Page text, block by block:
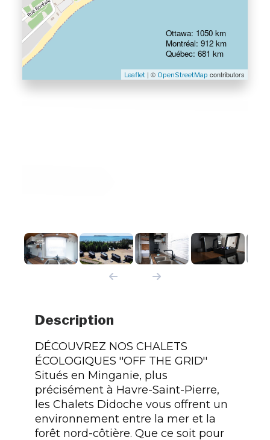
Leaflet| © OpenStreetMap contributors
Ottawa: 1050 km
Montréal: 912 km
Québec: 681 km
Description
DÉCOUVREZ NOS CHALETS
ÉCOLOGIQUES ''OFF THE GRID''
Situés en Minganie, plus
précisément à Havre-Saint-Pierre,
les Chalets Didoche vous offrent un
environnement entre la mer et la
forêt nord-côtière. Que ce soit pour